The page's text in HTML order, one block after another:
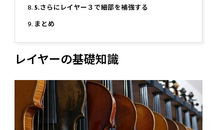
5.さらにレイヤー３で細部を補強する
まとめ
レイヤーの基礎知識